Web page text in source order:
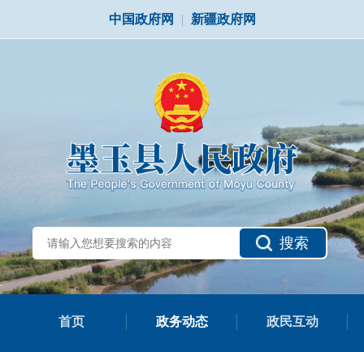
中国政府网 | 新疆政府网
搜索
首页 政务动态 政民互动